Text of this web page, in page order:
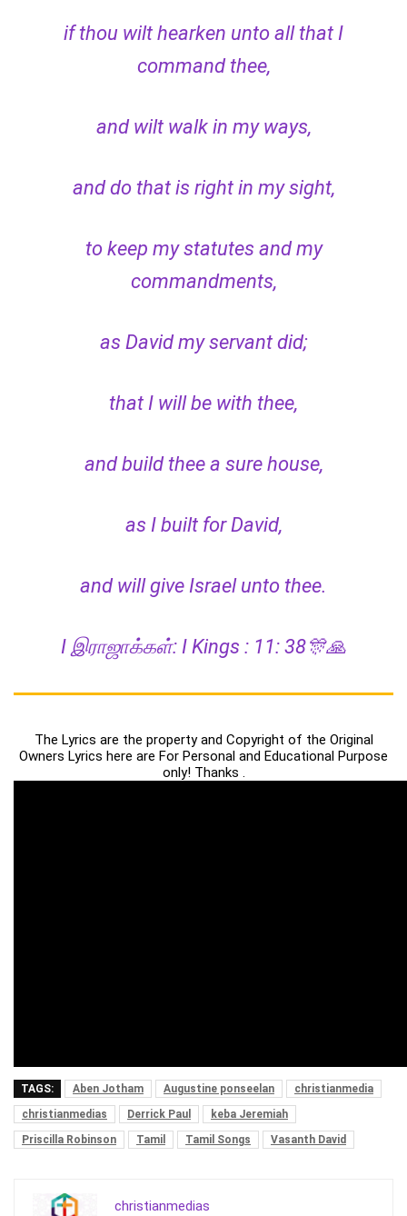
if thou wilt hearken unto all that I
command thee,
and wilt walk in my ways,
and do that is right in my sight,
to keep my statutes and my
commandments,
as David my servant did;
that I will be with thee,
and build thee a sure house,
as I built for David,
and will give Israel unto thee.
I இராஜாக்கள்: I Kings : 11: 38🎊🙏
The Lyrics are the property and Copyright of the Original
Owners Lyrics here are For Personal and Educational Purpose
only! Thanks .
TAGS: Aben Jotham Augustine ponseelan
christianmedia
christianmedias
Derrick Paul
keba Jeremiah
Priscilla Robinson
Tamil Tamil Songs Vasanth David
christianmedias